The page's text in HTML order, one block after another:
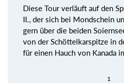
Diese Tour verläuft auf den
II., der sich bei Mondschein
gern über die beiden
von der Schöttelkarspitze in
für einen Hauch von Kanada
1